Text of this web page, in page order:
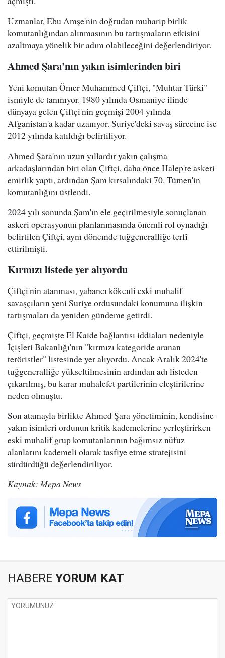
Uzmanlar, Ebu Amşe'nin doğrudan muharip birlik
komutanlığından alınmasının bu tartışmaların etkisini
azaltmaya yönelik bir adım olabileceğini değerlendiriyor.
Ahmed Şara'nın yakın isimlerinden biri
Yeni komutan Ömer Muhammed Çiftçi, "Muhtar Türki"
ismiyle de tanınıyor. 1980 yılında Osmaniye ilinde
dünyaya gelen Çiftçi'nin geçmişi 2004 yılında
Afganistan'a kadar uzanıyor. Suriye'deki savaş sürecine ise
2012 yılında katıldığı belirtiliyor.
Ahmed Şara'nın uzun yıllardır yakın çalışma
arkadaşlarından biri olan Çiftçi, daha önce Halep'te askeri
emirlik yaptı, ardından Şam kırsalındaki 70. Tümen'in
komutanlığını üstlendi.
2024 yılı sonunda Şam'ın ele geçirilmesiyle sonuçlanan
askeri operasyonun planlanmasında önemli rol oynadığı
belirtilen Çiftçi, aynı dönemde tuğgeneralliğe terfi
ettirilmişti.
Kırmızı listede yer alıyordu
Çiftçi'nin atanması, yabancı kökenli eski muhalif
savaşçıların yeni Suriye ordusundaki konumuna ilişkin
tartışmaları da yeniden gündeme getirdi.
Çiftçi, geçmişte El Kaide bağlantısı iddiaları nedeniyle
İçişleri Bakanlığı'nın "kırmızı kategoride aranan
teröristler" listesinde yer alıyordu. Ancak Aralık 2024'te
tuğgeneralliğe yükseltilmesinin ardından adı listeden
çıkarılmış, bu karar muhalefet partilerinin eleştirilerine
neden olmuştu.
Son atamayla birlikte Ahmed Şara yönetiminin, kendisine
yakın isimleri ordunun kritik kademelerine yerleştirirken
eski muhalif grup komutanlarının bağımsız nüfuz
alanlarını kademeli olarak tasfiye etme stratejisini
sürdürdüğü değerlendiriliyor.
Kaynak: Mepa News
HABERE YORUM KAT